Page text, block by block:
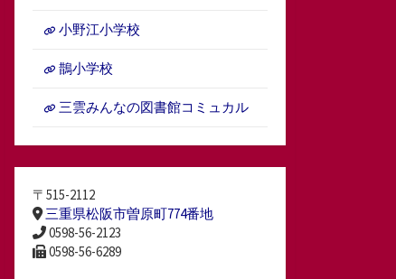
小野江小学校
鵲小学校
三雲みんなの図書館コミュカル
〒515-2112
三重県松阪市曽原町774番地
0598-56-2123
0598-56-6289